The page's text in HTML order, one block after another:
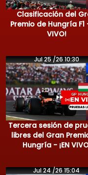
Clasificación del
Premio de Hungría F1
VIVO!
Jul 25 /26 10:30
Tercera sesión de
libres del Gran
Hungría - ¡EN
Jul 24 /26 15:04